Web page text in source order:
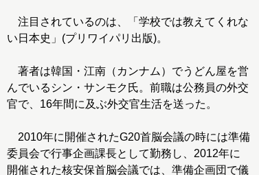
注目されているのは、「学校では教えてくれな
い日本史」(プリワイパリ出版)。
著者は韓国・江南（カンナム）でうどん屋を営
んでいるシン・サンモク氏。前職は公務員の外交
官で、16年間に及ぶ外交官生活を送った。
2010年に開催されたG20首脳会議の時には準備
委員会で行事企画課長として勤務し、2012年に
開催された核安保首脳会議では、準備企画団で儀